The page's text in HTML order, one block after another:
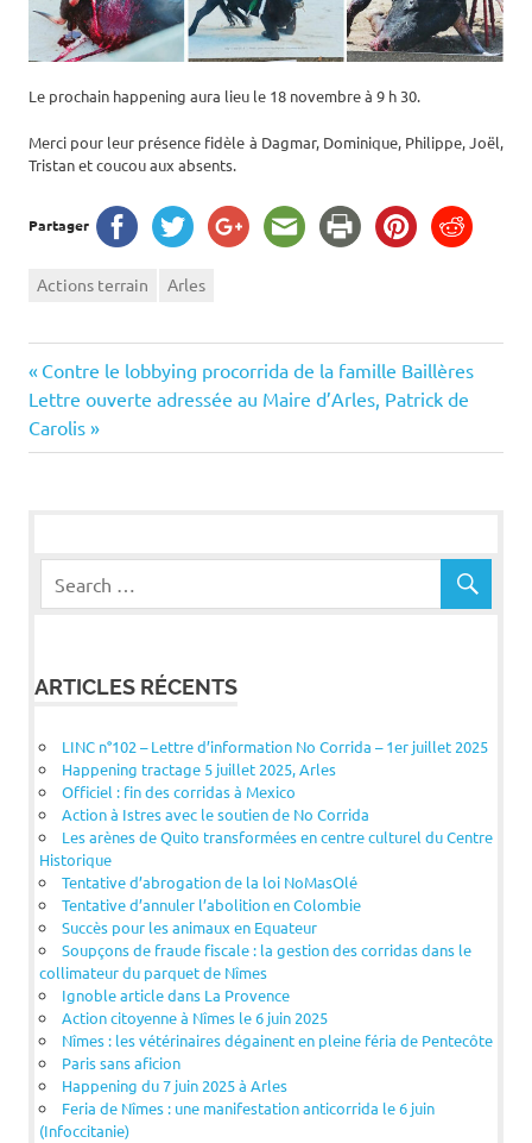
Le prochain happening aura lieu le 18 novembre à 9 h 30.
Merci pour leur présence fidèle à Dagmar, Dominique, Philippe, Joël,
Tristan et coucou aux absents.
Partager
Actions terrain Arles
Navigation
de
Previous
Post:
Contre le lobbying procorrida de la famille Baillères
Next
Post:
Lettre ouverte adressée au Maire d’Arles, Patrick de
Carolis
ARTICLES RÉCENTS
LINC n°102 – Lettre d’information No Corrida – 1er juillet 2025
Happening tractage 5 juillet 2025, Arles
Officiel : fin des corridas à Mexico
Action à Istres avec le soutien de No Corrida
Les arènes de Quito transformées en centre culturel du Centre
Historique
Tentative d’abrogation de la loi NoMasOlé
Tentative d’annuler l’abolition en Colombie
Succès pour les animaux en Equateur
Soupçons de fraude fiscale : la gestion des corridas dans le
collimateur du parquet de Nîmes
Ignoble article dans La Provence
Action citoyenne à Nîmes le 6 juin 2025
Nîmes : les vétérinaires dégainent en pleine féria de Pentecôte
Paris sans aficion
Happening du 7 juin 2025 à Arles
Feria de Nîmes : une manifestation anticorrida le 6 juin
(Infoccitanie)